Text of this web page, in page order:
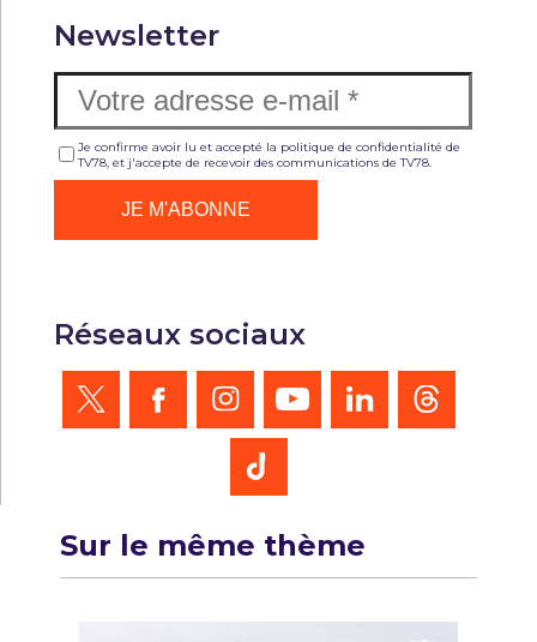
Newsletter
Je confirme avoir lu et accepté la politique de confidentialité de
TV78, et j'accepte de recevoir des communications de TV78.
Réseaux sociaux
Sur le même thème